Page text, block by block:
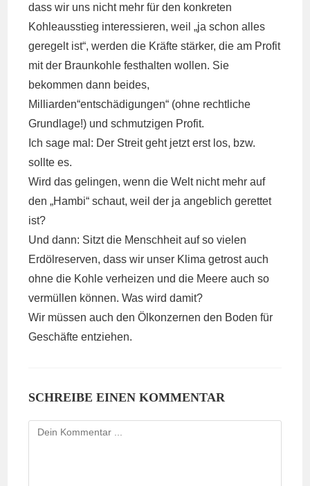
dass wir uns nicht mehr für den konkreten
Kohleausstieg interessieren, weil „ja schon alles
geregelt ist“, werden die Kräfte stärker, die am Profit
mit der Braunkohle festhalten wollen. Sie
bekommen dann beides,
Milliarden“entschädigungen“ (ohne rechtliche
Grundlage!) und schmutzigen Profit.
Ich sage mal: Der Streit geht jetzt erst los, bzw.
sollte es.
Wird das gelingen, wenn die Welt nicht mehr auf
den „Hambi“ schaut, weil der ja angeblich gerettet
ist?
Und dann: Sitzt die Menschheit auf so vielen
Erdölreserven, dass wir unser Klima getrost auch
ohne die Kohle verheizen und die Meere auch so
vermüllen können. Was wird damit?
Wir müssen auch den Ölkonzernen den Boden für
Geschäfte entziehen.
SCHREIBE EINEN KOMMENTAR
Kommentieren